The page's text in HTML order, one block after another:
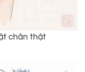
chân thật